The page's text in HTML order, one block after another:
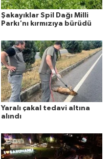
Şakayıklar Spil Dağı Milli
Parkı'nı kırmızıya bürüdü
Yaralı çakal tedavi altına
alındı